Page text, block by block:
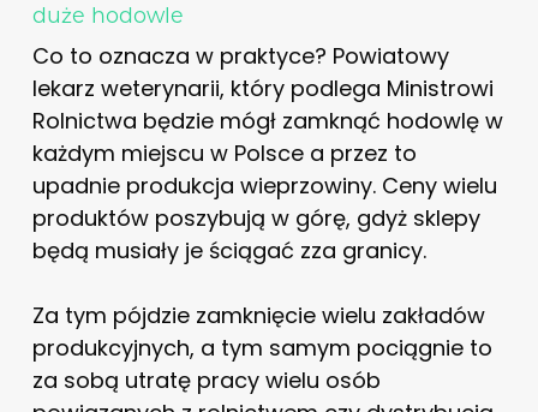
duże hodowle
Co to oznacza w praktyce? Powiatowy
lekarz weterynarii, który podlega Ministrowi
Rolnictwa będzie mógł zamknąć hodowlę w
każdym miejscu w Polsce a przez to
upadnie produkcja wieprzowiny. Ceny wielu
produktów poszybują w górę, gdyż sklepy
będą musiały je ściągać zza granicy.
Za tym pójdzie zamknięcie wielu zakładów
produkcyjnych, a tym samym pociągnie to
za sobą utratę pracy wielu osób